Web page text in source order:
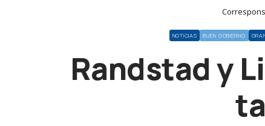
NOTICIAS BUEN GOBIERNO
Randstad y